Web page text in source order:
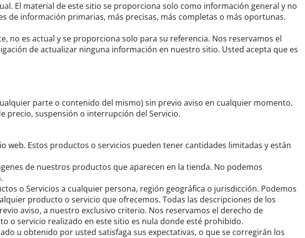
El material de este sitio se proporciona solo como información general y no
de información primarias, más precisas, más completas o más oportunas.
no es actual y se proporciona solo para su referencia. Nos reservamos el
de actualizar ninguna información en nuestro sitio. Usted acepta que es
parte o contenido del mismo) sin previo aviso en cualquier momento.
precio, suspensión o interrupción del Servicio.
web. Estos productos o servicios pueden tener cantidades limitadas y están
de nuestros productos que aparecen en la tienda. No podemos
o Servicios a cualquier persona, región geográfica o jurisdicción. Podemos
producto o servicio que ofrecemos. Todas las descripciones de los
aviso, a nuestro exclusivo criterio. Nos reservamos el derecho de
o servicio realizado en este sitio es nula donde esté prohibido.
u obtenido por usted satisfaga sus expectativas, o que se corregirán los